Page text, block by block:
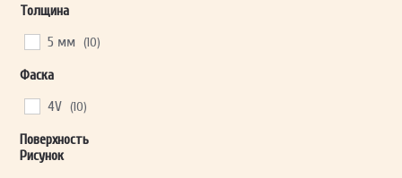
Толщина
5 мм
(10)
Фаска
4V (10)
Поверхность
Рисунок